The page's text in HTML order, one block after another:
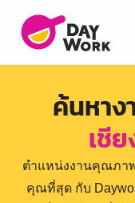
ค้นหาง
เชี
ตำแหน่งงานคุณภา
คุณที่สุด กับ